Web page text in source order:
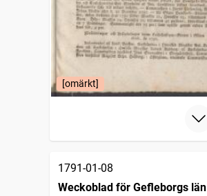
[omärkt]
1791-01-08
Weckoblad för Gefleborgs län